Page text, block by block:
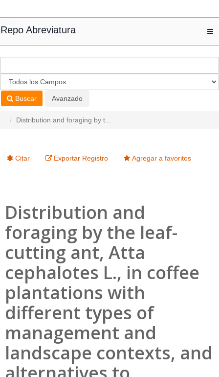
Repo Abreviatura
Buscar Avanzado
Distribution and foraging by t...
Citar Exportar Registro Agregar a favoritos
Distribution and
foraging by the leaf-
cutting ant, Atta
cephalotes L., in coffee
plantations with
different types of
management and
landscape contexts, and